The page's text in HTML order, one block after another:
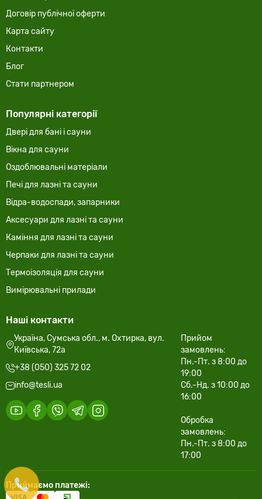
Договір публічної оферти
Карта сайту
Контакти
Блог
Стати партнером
Популярні категорії
Двері для бані і сауни
Вікна для сауни
Оздоблювальні матеріали
Печі для лазні та сауни
Відра-водоспади, запарники
Аксесуари для лазні та сауни
Каміння для лазні та сауни
Черпаки для лазні та сауни
Термоізоляція для сауни
Вимірювальні прилади
Наші контакти
Україна, Сумська обл., м. Охтирка, вул.
Київська, 72а
+38 (050) 325 72 02
info@tesli.ua
Прийом
замовлень:
Пн.-Пт. з 8:00 до
19:00
Сб.-Нд. з 10:00 до
16:00
Обробка
замовлень:
Пн.-Пт. з 8:00 до
17:00
Приймаємо платежі: